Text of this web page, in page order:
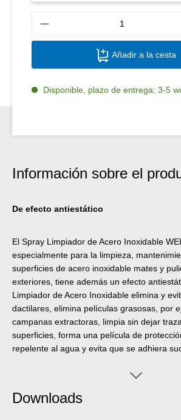
Añadir a la cesta
Disponible, plazo de entrega: 3-5
Información sobre el
De efecto antiestático
El Spray Limpiador de Acero Inoxidable
especialmente para la limpieza,
superficies de acero inoxidable mates y
exteriores, tiene además un efecto
Limpiador de Acero Inoxidable elimina y
dactilares, elimina películas grasosas, por
campanas extractoras, limpia sin dejar
superficies, forma una película de
repelente al agua y evita que se adhiera
Downloads